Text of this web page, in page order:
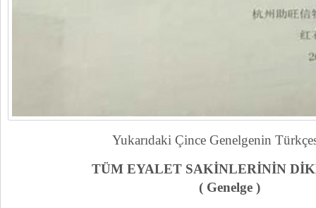
Yukarıdaki Çince Genelgenin
TÜM EYALET SAKİNLERİNİN
( Genelge )